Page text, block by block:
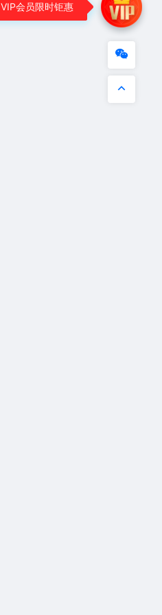
VIP会员限时钜惠